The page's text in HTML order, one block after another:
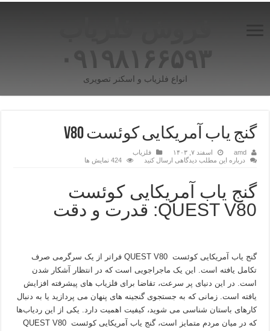
۰۹۱۹۸۱۶۶۵۹۳
انواع فلزیاب و اسکنر تصویری
گنج یاب آمریکایی کوئست v80
amd اسفند ۷, ۱۴۰۳
فلزیاب
درباره این مطلب دیدگاهی ارسال کنید
424 نمایش ها
گنج یاب آمریکایی کوئست
QUEST V80: قدرت و دقت
گنج یاب آمریکایی کوئست QUEST V80 فراتر از یک سرگرمی صرف
تکامل یافته است. این یک ماجراجویی است که در انتظار آشکار شدن
است. در این دنیای پر سرعت، تقاضا برای فلزیاب های پیشرفته افزایش
یافته است. زمانی که به جستجوی گنجینه های پنهان می پردازید یا به دنبال
کارهای باستان شناسی می شوید، کیفیت اهمیت دارد. یکی از این ردیاب‌ها
که در میان مردم متمایز است، گنج یاب آمریکایی کوئست QUEST V80